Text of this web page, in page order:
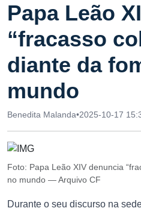
Papa Leão
“fracasso
diante da
mundo
Benedita Malanda•2025-10-17
Foto: Papa Leão XIV denuncia
no mundo — Arquivo CF
Durante o seu discurso na